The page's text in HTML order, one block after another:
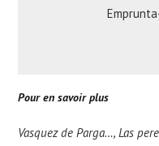
Pour en savoir plus
Vasquez de Parga…, Las